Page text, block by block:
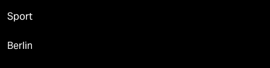
Sport
Berlin